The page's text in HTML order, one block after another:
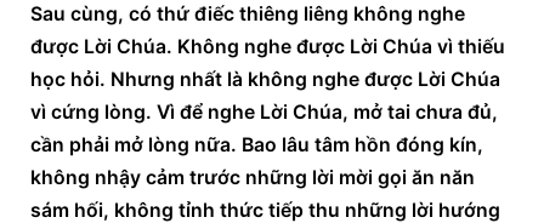
Sau cùng, có thứ điếc thiêng liêng không nghe
được Lời Chúa. Không nghe được Lời Chúa vì thiếu
học hỏi. Nhưng nhất là không nghe được Lời Chúa
vì cứng lòng. Vì để nghe Lời Chúa, mở tai chưa đủ,
cần phải mở lòng nữa. Bao lâu tâm hồn đóng kín,
không nhậy cảm trước những lời mời gọi ăn năn
sám hối, không tỉnh thức tiếp thu những lời hướng